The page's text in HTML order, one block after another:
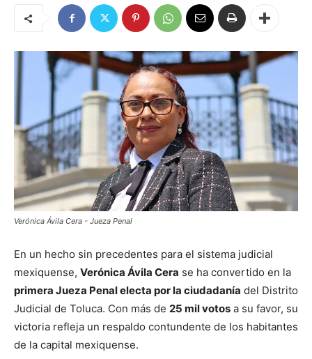
Verónica Ávila Cera - Jueza Penal
En un hecho sin precedentes para el sistema judicial
mexiquense, Verónica Ávila Cera se ha convertido en la
primera Jueza Penal electa por la ciudadanía del Distrito
Judicial de Toluca. Con más de 25 mil votos a su favor, su
victoria refleja un respaldo contundente de los habitantes
de la capital mexiquense.